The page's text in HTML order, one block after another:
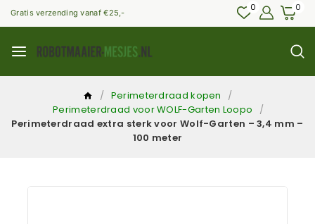
Gratis verzending vanaf €25,- 0 0
/ Perimeterdraad kopen
/
Perimeterdraad voor WOLF-Garten Loopo
/
Perimeterdraad extra sterk voor Wolf-Garten – 3,4 mm –
100 meter